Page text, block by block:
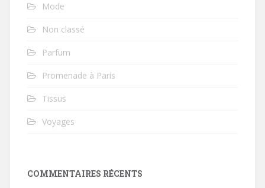
Mode
Non classé
Parfum
Promenade à Paris
Tissus
Voyages
COMMENTAIRES RÉCENTS